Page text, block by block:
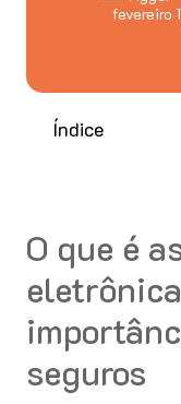
fevereiro
Índice
O que é
seguros